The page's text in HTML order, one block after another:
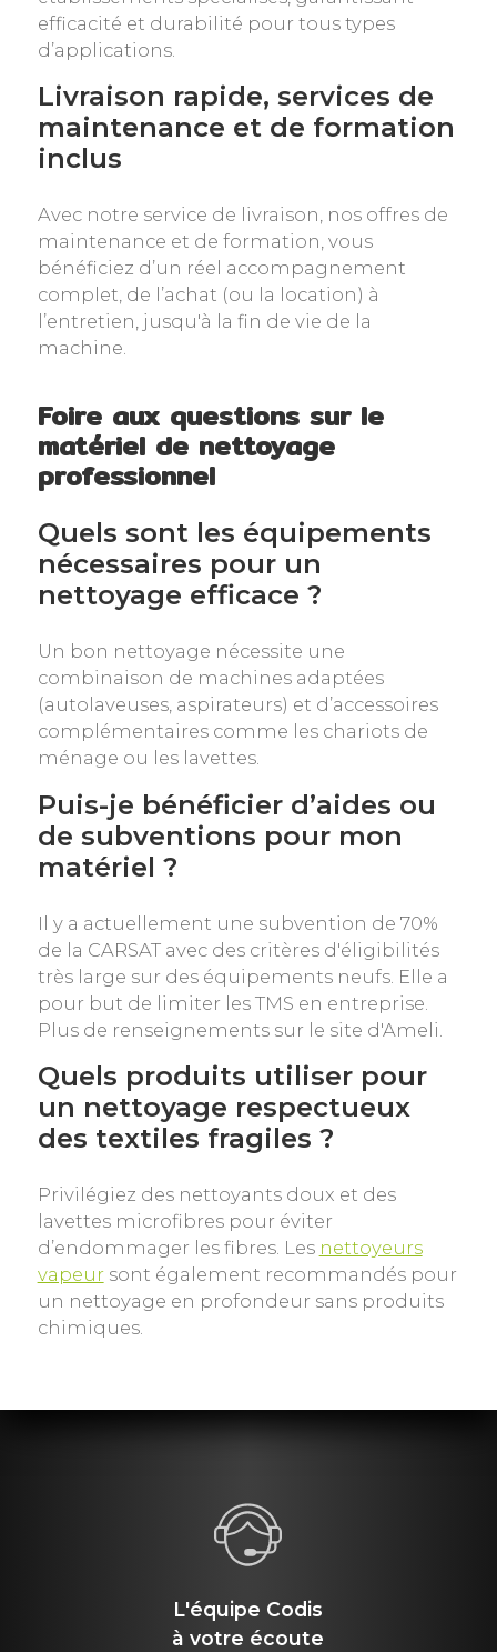
efficacité et durabilité pour tous types
d’applications.
Livraison rapide, services de
maintenance et de formation
inclus
Avec notre service de livraison, nos offres de
maintenance et de formation, vous
bénéficiez d’un réel accompagnement
complet, de l’achat (ou la location) à
l’entretien, jusqu'à la fin de vie de la
machine.
Foire aux questions sur le
matériel de nettoyage
professionnel
Quels sont les équipements
nécessaires pour un
nettoyage efficace ?
Un bon nettoyage nécessite une
combinaison de machines adaptées
(autolaveuses, aspirateurs) et d’accessoires
complémentaires comme les chariots de
ménage ou les lavettes.
Puis-je bénéficier d’aides ou
de subventions pour mon
matériel ?
Il y a actuellement une subvention de 70%
de la CARSAT avec des critères d'éligibilités
très large sur des équipements neufs. Elle a
pour but de limiter les TMS en entreprise.
Plus de renseignements sur le site d'Ameli.
Quels produits utiliser pour
un nettoyage respectueux
des textiles fragiles ?
Privilégiez des nettoyants doux et des
lavettes microfibres pour éviter
d’endommager les fibres. Les nettoyeurs
vapeursont également recommandés pour
un nettoyage en profondeur sans produits
chimiques.
L'équipe Codis
à votre écoute